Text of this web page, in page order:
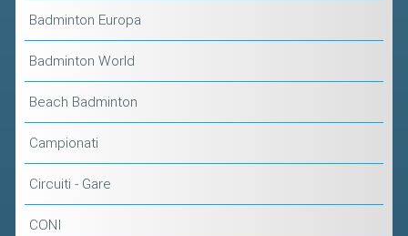
Badminton Europa
Badminton World
Beach Badminton
Campionati
Circuiti - Gare
CONI